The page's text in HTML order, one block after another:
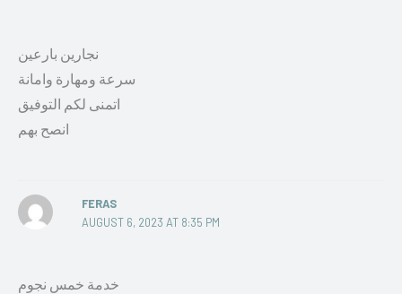
نجارين بارعين
سرعة ومهارة وامانة
اتمنى لكم التوفيق
انصح بهم
FERAS
AUGUST 6, 2023 AT 8:35 PM
خدمة خمس نجوم